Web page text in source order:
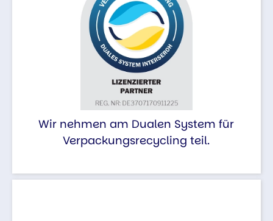
Wir nehmen am Dualen System für
Verpackungsrecycling teil.